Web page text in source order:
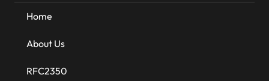
Home
About Us
RFC2350